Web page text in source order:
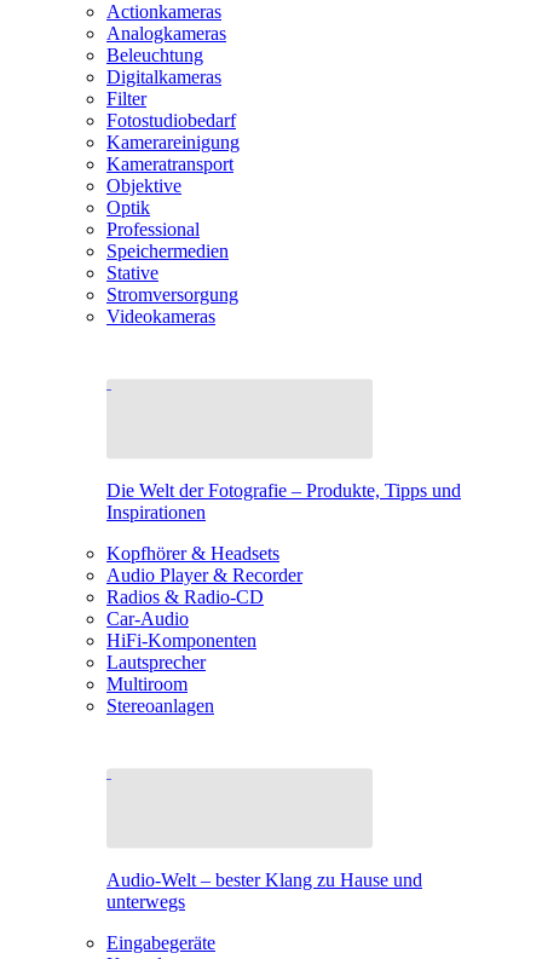
Actionkameras
Analogkameras
Beleuchtung
Digitalkameras
Filter
Fotostudiobedarf
Kamerareinigung
Kameratransport
Objektive
Optik
Professional
Speichermedien
Stative
Stromversorgung
Videokameras
Die Welt der Fotografie – Produkte, Tipps und
Inspirationen
Kopfhörer & Headsets
Audio Player & Recorder
Radios & Radio-CD
Car-Audio
HiFi-Komponenten
Lautsprecher
Multiroom
Stereoanlagen
Audio-Welt – bester Klang zu Hause und
unterwegs
Eingabegeräte